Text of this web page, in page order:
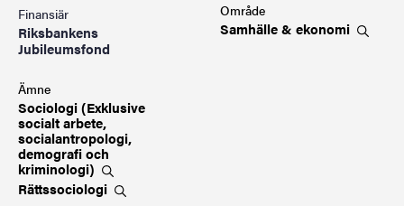
Finansiär
Riksbankens
Jubileumsfond
Område
Samhälle & ekonomi
Ämne
Sociologi (Exklusive
socialt arbete,
socialantropologi,
demografi och
kriminologi)
Rättssociologi